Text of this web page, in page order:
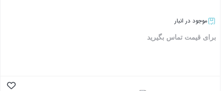
موجود در انبار
برای قیمت تماس بگیرید